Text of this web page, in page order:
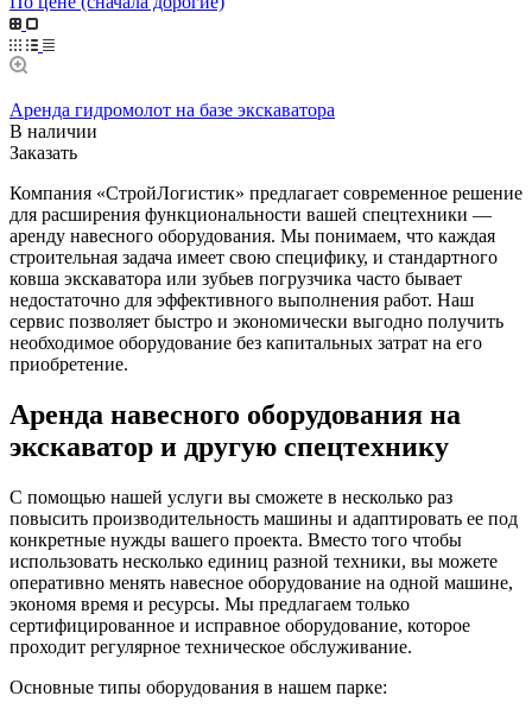
Аренда гидромолот на базе экскаватора
В наличии
Заказать
Компания «СтройЛогистик» предлагает современное решение
для расширения функциональности вашей спецтехники —
аренду навесного оборудования. Мы понимаем, что каждая
строительная задача имеет свою специфику, и стандартного
ковша экскаватора или зубьев погрузчика часто бывает
недостаточно для эффективного выполнения работ. Наш
сервис позволяет быстро и экономически выгодно получить
необходимое оборудование без капитальных затрат на его
приобретение.
Аренда навесного оборудования на
экскаватор и другую спецтехнику
С помощью нашей услуги вы сможете в несколько раз
повысить производительность машины и адаптировать ее под
конкретные нужды вашего проекта. Вместо того чтобы
использовать несколько единиц разной техники, вы можете
оперативно менять навесное оборудование на одной машине,
экономя время и ресурсы. Мы предлагаем только
сертифицированное и исправное оборудование, которое
проходит регулярное техническое обслуживание.
Основные типы оборудования в нашем парке: